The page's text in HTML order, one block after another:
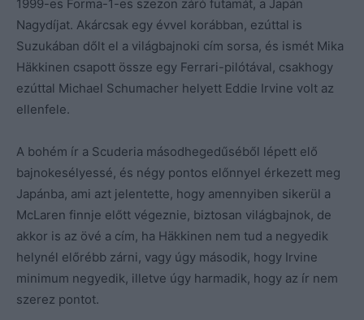
1999-es Forma-1-es szezon záró futamát, a Japán
Nagydíjat. Akárcsak egy évvel korábban, ezúttal is
Suzukában dőlt el a világbajnoki cím sorsa, és ismét Mika
Häkkinen csapott össze egy Ferrari-pilótával, csakhogy
ezúttal Michael Schumacher helyett Eddie Irvine volt az
ellenfele.
A bohém ír a Scuderia másodhegedűséből lépett elő
bajnokesélyessé, és négy pontos előnnyel érkezett meg
Japánba, ami azt jelentette, hogy amennyiben sikerül a
McLaren finnje előtt végeznie, biztosan világbajnok, de
akkor is az övé a cím, ha Häkkinen nem tud a negyedik
helynél előrébb zárni, vagy úgy második, hogy Irvine
minimum negyedik, illetve úgy harmadik, hogy az ír nem
szerez pontot.